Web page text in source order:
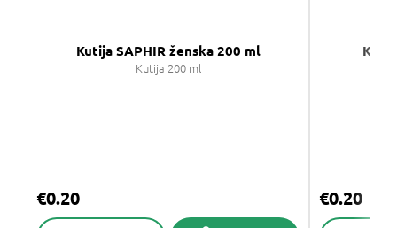
Kutija SAPHIR ženska 200 ml
Kutija 200 ml
€0.20 €0.20